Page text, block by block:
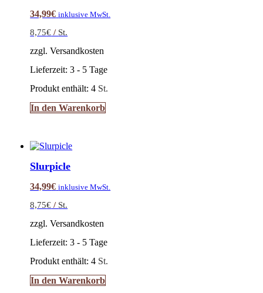
34,99€ inklusive MwSt.
8,75€ / St.
zzgl. Versandkosten
Lieferzeit:3 - 5 Tage
Produkt enthält: 4 St.
In den Warenkorb
Slurpicle
34,99€ inklusive MwSt.
8,75€ / St.
zzgl. Versandkosten
Lieferzeit:3 - 5 Tage
Produkt enthält: 4 St.
In den Warenkorb